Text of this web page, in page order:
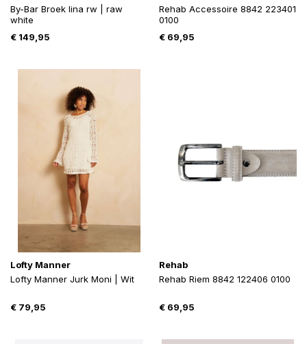
By-Bar Broek lina rw | raw
white
€ 149,95
Rehab Accessoire 8842 223401
0100
€69,95
Lofty Manner
Lofty Manner Jurk Moni | Wit
€ 79,95
Rehab
Rehab Riem 8842 122406 0100
€69,95